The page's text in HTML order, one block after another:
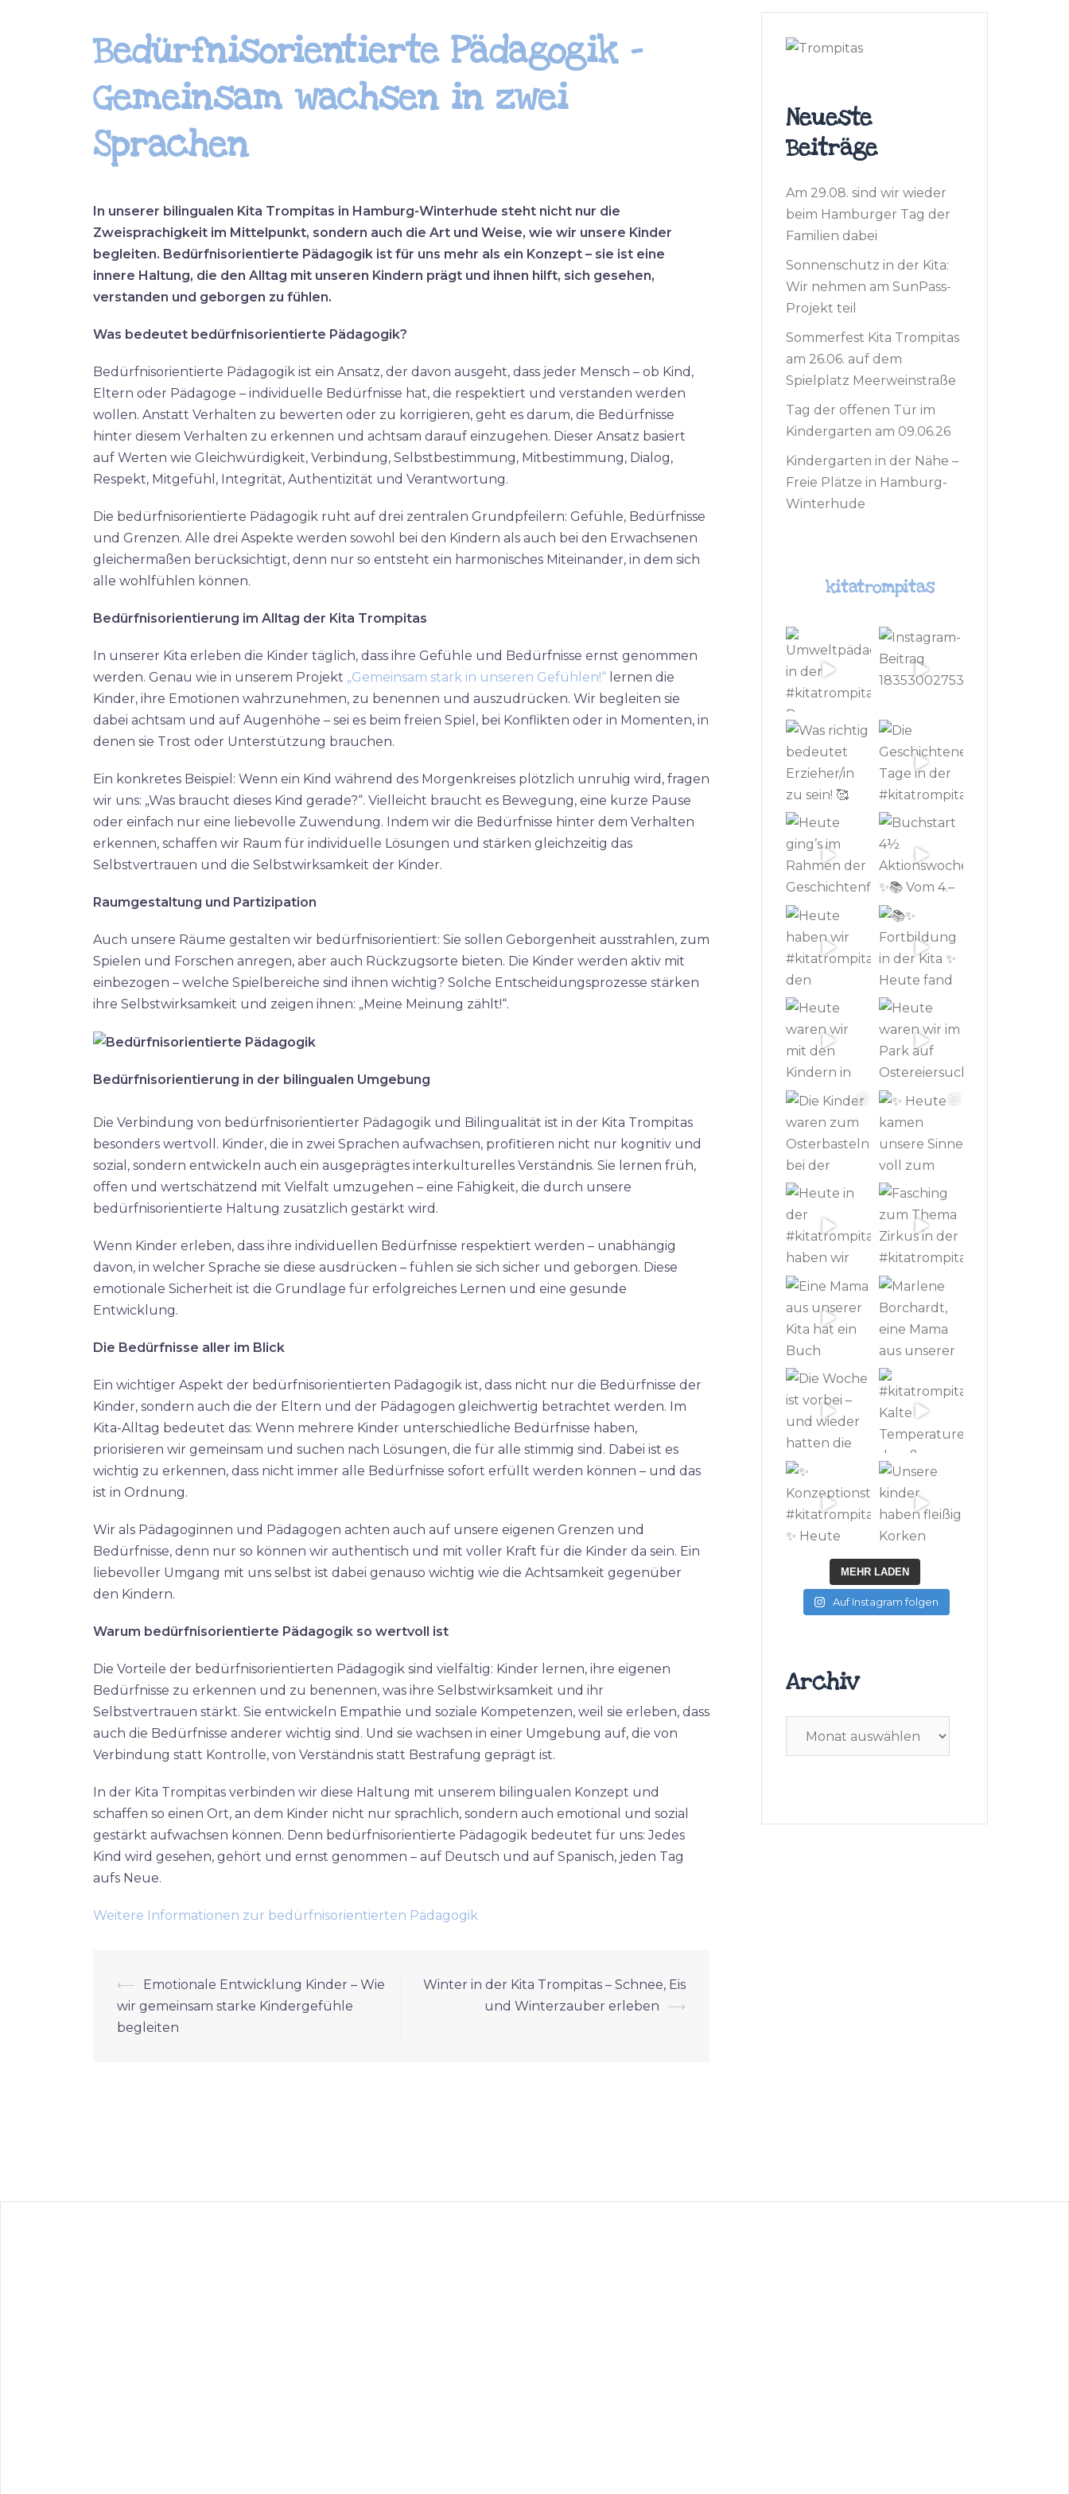
Bedürfnisorientierte Pädagogik –
Gemeinsam wachsen in zwei
Sprachen
In unserer bilingualen Kita Trompitas in Hamburg-Winterhude steht nicht nur die
Zweisprachigkeit im Mittelpunkt, sondern auch die Art und Weise, wie wir unsere Kinder
begleiten. Bedürfnisorientierte Pädagogik ist für uns mehr als ein Konzept – sie ist eine
innere Haltung, die den Alltag mit unseren Kindern prägt und ihnen hilft, sich gesehen,
verstanden und geborgen zu fühlen.​
Was bedeutet bedürfnisorientierte Pädagogik?
Bedürfnisorientierte Pädagogik ist ein Ansatz, der davon ausgeht, dass jeder Mensch – ob Kind,
Eltern oder Pädagoge – individuelle Bedürfnisse hat, die respektiert und verstanden werden
wollen. Anstatt Verhalten zu bewerten oder zu korrigieren, geht es darum, die Bedürfnisse
hinter diesem Verhalten zu erkennen und achtsam darauf einzugehen. Dieser Ansatz basiert
auf Werten wie Gleichwürdigkeit, Verbindung, Selbstbestimmung, Mitbestimmung, Dialog,
Respekt, Mitgefühl, Integrität, Authentizität und Verantwortung.​
Die bedürfnisorientierte Pädagogik ruht auf drei zentralen Grundpfeilern: Gefühle, Bedürfnisse
und Grenzen. Alle drei Aspekte werden sowohl bei den Kindern als auch bei den Erwachsenen
gleichermaßen berücksichtigt, denn nur so entsteht ein harmonisches Miteinander, in dem sich
alle wohlfühlen können.​
Bedürfnisorientierung im Alltag der Kita Trompitas
In unserer Kita erleben die Kinder täglich, dass ihre Gefühle und Bedürfnisse ernst genommen
werden. Genau wie in unserem Projekt „Gemeinsam stark in unseren Gefühlen!“ lernen die
Kinder, ihre Emotionen wahrzunehmen, zu benennen und auszudrücken. Wir begleiten sie
dabei achtsam und auf Augenhöhe – sei es beim freien Spiel, bei Konflikten oder in Momenten, in
denen sie Trost oder Unterstützung brauchen.​
Ein konkretes Beispiel: Wenn ein Kind während des Morgenkreises plötzlich unruhig wird, fragen
wir uns: „Was braucht dieses Kind gerade?“. Vielleicht braucht es Bewegung, eine kurze Pause
oder einfach nur eine liebevolle Zuwendung. Indem wir die Bedürfnisse hinter dem Verhalten
erkennen, schaffen wir Raum für individuelle Lösungen und stärken gleichzeitig das
Selbstvertrauen und die Selbstwirksamkeit der Kinder.​
Raumgestaltung und Partizipation
Auch unsere Räume gestalten wir bedürfnisorientiert: Sie sollen Geborgenheit ausstrahlen, zum
Spielen und Forschen anregen, aber auch Rückzugsorte bieten. Die Kinder werden aktiv mit
einbezogen – welche Spielbereiche sind ihnen wichtig? Solche Entscheidungsprozesse stärken
ihre Selbstwirksamkeit und zeigen ihnen: „Meine Meinung zählt!“.​
Bedürfnisorientierung in der bilingualen Umgebung
Die Verbindung von bedürfnisorientierter Pädagogik und Bilingualität ist in der Kita Trompitas
besonders wertvoll. Kinder, die in zwei Sprachen aufwachsen, profitieren nicht nur kognitiv und
sozial, sondern entwickeln auch ein ausgeprägtes interkulturelles Verständnis. Sie lernen früh,
offen und wertschätzend mit Vielfalt umzugehen – eine Fähigkeit, die durch unsere
bedürfnisorientierte Haltung zusätzlich gestärkt wird.​
Wenn Kinder erleben, dass ihre individuellen Bedürfnisse respektiert werden – unabhängig
davon, in welcher Sprache sie diese ausdrücken – fühlen sie sich sicher und geborgen. Diese
emotionale Sicherheit ist die Grundlage für erfolgreiches Lernen und eine gesunde
Entwicklung.​
Die Bedürfnisse aller im Blick
Ein wichtiger Aspekt der bedürfnisorientierten Pädagogik ist, dass nicht nur die Bedürfnisse der
Kinder, sondern auch die der Eltern und der Pädagogen gleichwertig betrachtet werden. Im
Kita-Alltag bedeutet das: Wenn mehrere Kinder unterschiedliche Bedürfnisse haben,
priorisieren wir gemeinsam und suchen nach Lösungen, die für alle stimmig sind. Dabei ist es
wichtig zu erkennen, dass nicht immer alle Bedürfnisse sofort erfüllt werden können – und das
ist in Ordnung.​
Wir als Pädagoginnen und Pädagogen achten auch auf unsere eigenen Grenzen und
Bedürfnisse, denn nur so können wir authentisch und mit voller Kraft für die Kinder da sein. Ein
liebevoller Umgang mit uns selbst ist dabei genauso wichtig wie die Achtsamkeit gegenüber
den Kindern.​
Warum bedürfnisorientierte Pädagogik so wertvoll ist
Die Vorteile der bedürfnisorientierten Pädagogik sind vielfältig: Kinder lernen, ihre eigenen
Bedürfnisse zu erkennen und zu benennen, was ihre Selbstwirksamkeit und ihr
Selbstvertrauen stärkt. Sie entwickeln Empathie und soziale Kompetenzen, weil sie erleben, dass
auch die Bedürfnisse anderer wichtig sind. Und sie wachsen in einer Umgebung auf, die von
Verbindung statt Kontrolle, von Verständnis statt Bestrafung geprägt ist.​
In der Kita Trompitas verbinden wir diese Haltung mit unserem bilingualen Konzept und
schaffen so einen Ort, an dem Kinder nicht nur sprachlich, sondern auch emotional und sozial
gestärkt aufwachsen können. Denn bedürfnisorientierte Pädagogik bedeutet für uns: Jedes
Kind wird gesehen, gehört und ernst genommen – auf Deutsch und auf Spanisch, jeden Tag
aufs Neue.
Weitere Informationen zur bedürfnisorientierten Pädagogik
Beitrags-
Navigation
⟵
Emotionale Entwicklung Kinder – Wie
wir gemeinsam starke Kindergefühle
begleiten
Winter in der Kita Trompitas – Schnee, Eis
und Winterzauber erleben
⟶
Neueste
Beiträge
Am 29.08. sind wir wieder
beim Hamburger Tag der
Familien dabei
Sonnenschutz in der Kita:
Wir nehmen am SunPass-
Projekt teil
Sommerfest Kita Trompitas
am 26.06. auf dem
Spielplatz Meerweinstraße
Tag der offenen Tür im
Kindergarten am 09.06.26
Kindergarten in der Nähe –
Freie Plätze in Hamburg-
Winterhude
kitatrompitas
MEHR LADEN
Auf Instagram folgen
Archiv